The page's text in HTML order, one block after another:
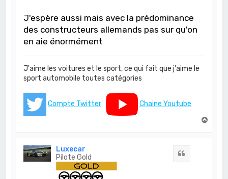
J'espère aussi mais avec la prédominance
des constructeurs allemands pas sur qu'on
en aie énormément
J'aime les voitures et le sport, ce qui fait que j'aime le
sport automobile toutes catégories
Compte Twitter
Chaine Youtube
Luxecar
Pilote Gold